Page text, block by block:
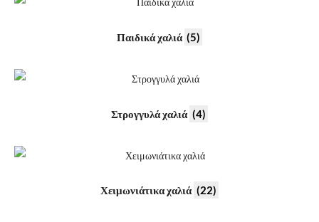
Παιδικά χαλιά (5)
Στρογγυλά χαλιά (4)
Χειμωνιάτικα χαλιά (22)